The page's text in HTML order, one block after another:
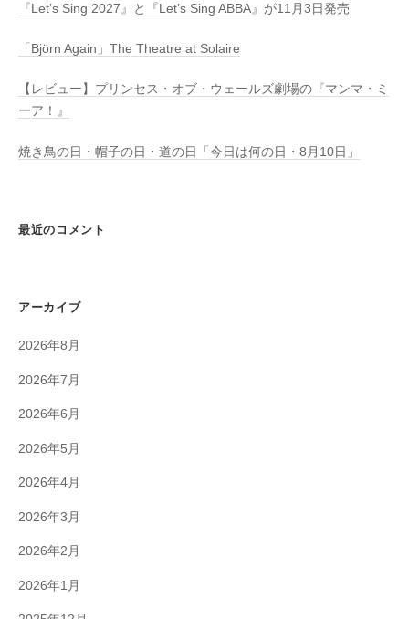
『Let’s Sing 2027』と『Let’s Sing ABBA』が11月3日発売
「Björn Again」The Theatre at Solaire
【レビュー】プリンセス・オブ・ウェールズ劇場の『マンマ・ミ
ーア！』
焼き鳥の日・帽子の日・道の日「今日は何の日・8月10日」
最近のコメント
アーカイブ
2026年8月
2026年7月
2026年6月
2026年5月
2026年4月
2026年3月
2026年2月
2026年1月